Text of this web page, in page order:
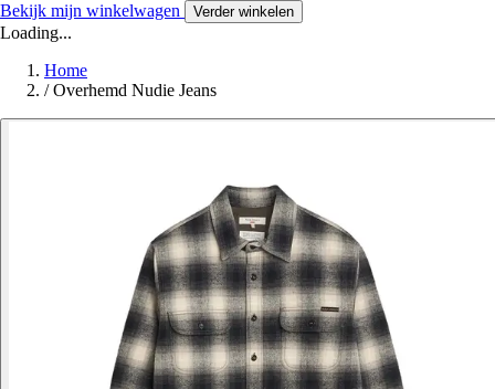
Bekijk mijn winkelwagen Verder winkelen
Loading...
Home
/ Overhemd Nudie Jeans